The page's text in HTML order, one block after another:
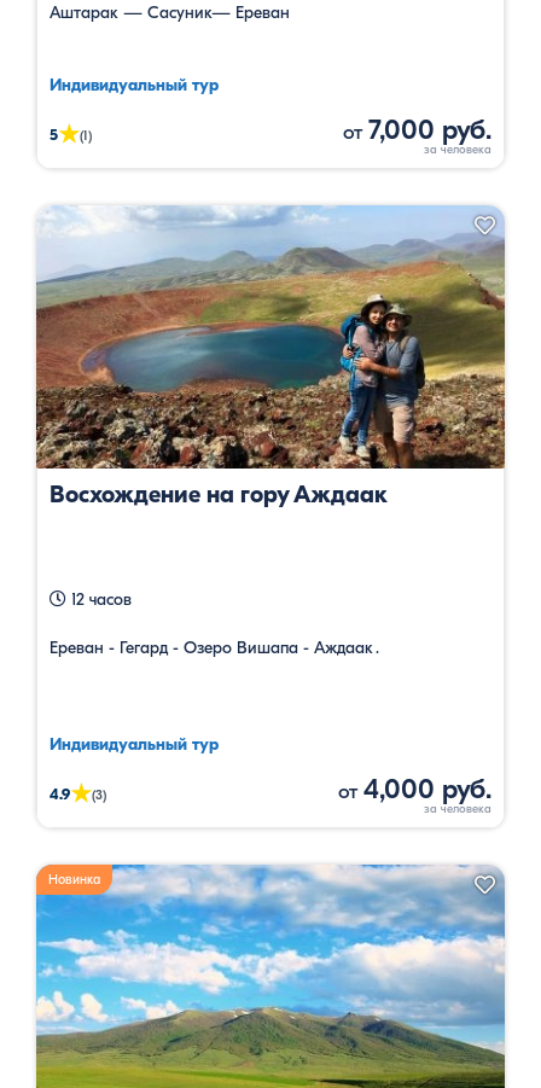
Аштарак — Сасуник— Ереван
Индивидуальный тур
5★(1) от 7,000 руб.
Восхождение на гору Аждаак
12 часов
Ереван - Гегард - Озеро Вишапа - Аждаак․
Индивидуальный тур
4.9★(3) от 4,000 руб.
Новинка